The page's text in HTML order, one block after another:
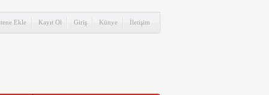
Ekle Kayıt Ol Giriş Künye İletişim